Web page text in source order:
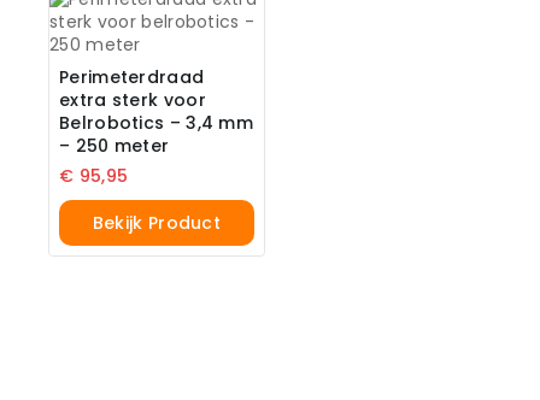
Perimeterdraad
extra sterk voor
Belrobotics – 3,4 mm
– 250 meter
€ 95,95
Bekijk Product